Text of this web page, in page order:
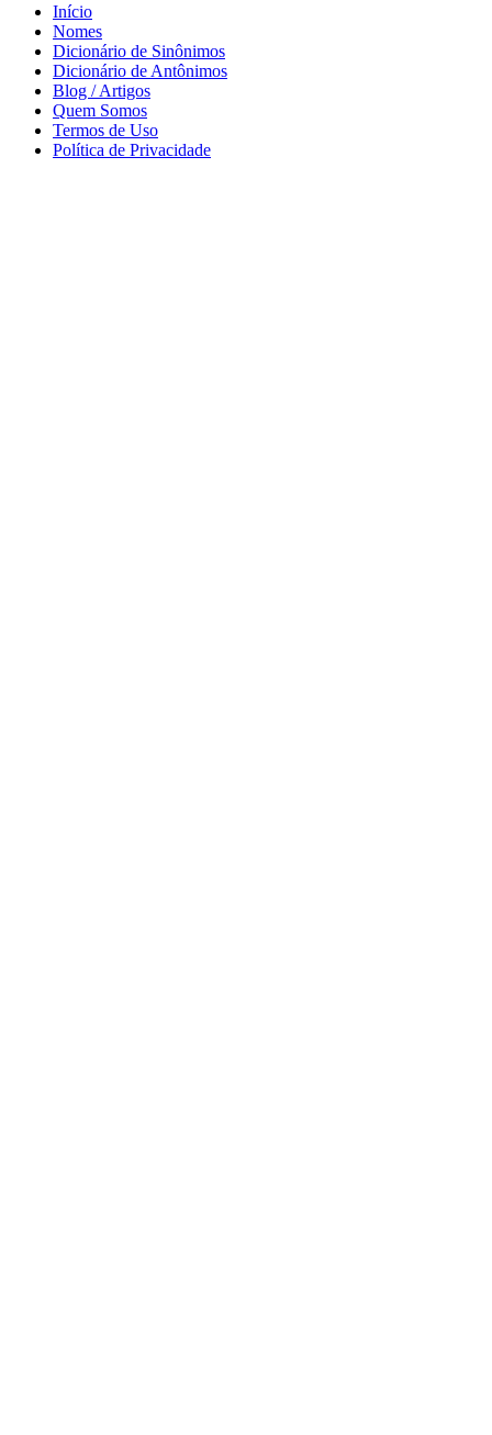
Início
Nomes
Dicionário de Sinônimos
Dicionário de Antônimos
Blog / Artigos
Quem Somos
Termos de Uso
Política de Privacidade